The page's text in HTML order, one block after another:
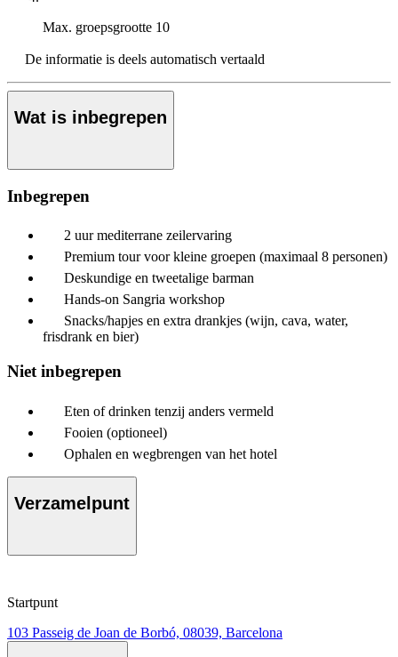
Max. groepsgrootte 10
De informatie is deels automatisch vertaald
Wat is inbegrepen
Inbegrepen
2 uur mediterrane zeilervaring
Premium tour voor kleine groepen (maximaal 8 personen)
Deskundige en tweetalige barman
Hands-on Sangria workshop
Snacks/hapjes en extra drankjes (wijn, cava, water,
frisdrank en bier)
Niet inbegrepen
Eten of drinken tenzij anders vermeld
Fooien (optioneel)
Ophalen en wegbrengen van het hotel
Verzamelpunt
Startpunt
103 Passeig de Joan de Borbó, 08039, Barcelona